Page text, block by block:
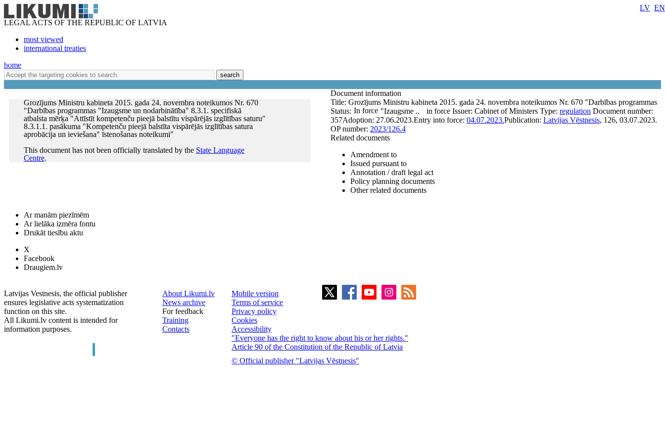
LEGAL ACTS OF THE REPUBLIC OF LATVIA
most viewed
international treaties
LV EN
home
search
Grozījums Ministru kabineta 2015. gada 24. novembra noteikumos Nr. 670
"Darbības programmas "Izaugsme un nodarbinātība" 8.3.1. specifiskā
atbalsta mērķa "Attīstīt kompetenču pieejā balstītu vispārējās izglītības saturu"
8.3.1.1. pasākuma "Kompetenču pieejā balstīta vispārējās izglītības satura
aprobācija un ieviešana" īstenošanas noteikumi"
This document has not been officially translated by the State Language
Centre.
Document information
Title: Grozījums Ministru kabineta 2015. gada 24. novembra noteikumos Nr. 670 "Darbības programmas
"Izaugsme ..
Status: In force in force Issuer: Cabinet of Ministers Type: regulation Document number:
357Adoption: 27.06.2023.Entry into force: 04.07.2023.Publication: Latvijas Vēstnesis, 126, 03.07.2023.
OP number: 2023/126.4
Related documents
Amendment to
Issued pursuant to
Annotation / draft legal act
Policy planning documents
Other related documents
Ar manām piezīmēm
Ar lielāka izmēra fontu
Drukāt tiesību aktu
X
Facebook
Draugiem.lv
Latvijas Vestnesis, the official publisher
ensures legislative acts systematization
function on this site.
All Likumi.lv content is intended for
information purposes.
About Likumi.lv
News archive
For feedback
Training
Contacts
Mobile version
Terms of service
Privacy policy
Cookies
Accessibility
"Everyone has the right to know about his or her rights."
Article 90 of the Constitution of the Republic of Latvia
© Official publisher "Latvijas Vēstnesis"